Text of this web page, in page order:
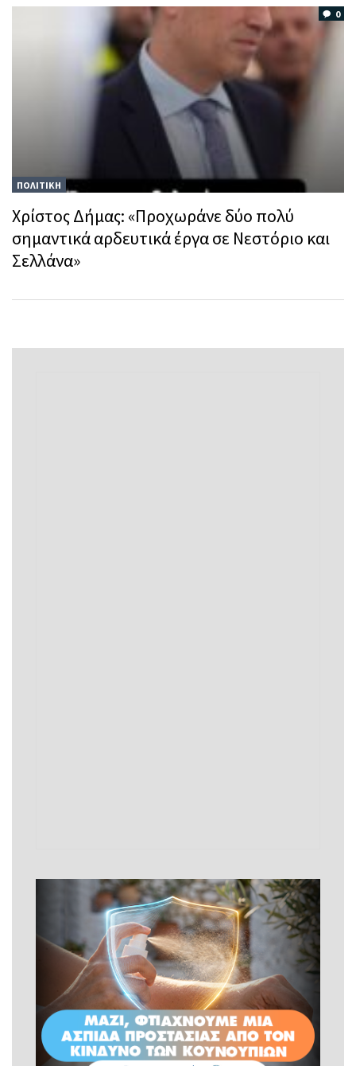
0
ΠΟΛΙΤΙΚΗ
Χρίστος Δήμας: «Προχωράνε δύο πολύ
σημαντικά αρδευτικά έργα σε Νεστόριο και
Σελλάνα»